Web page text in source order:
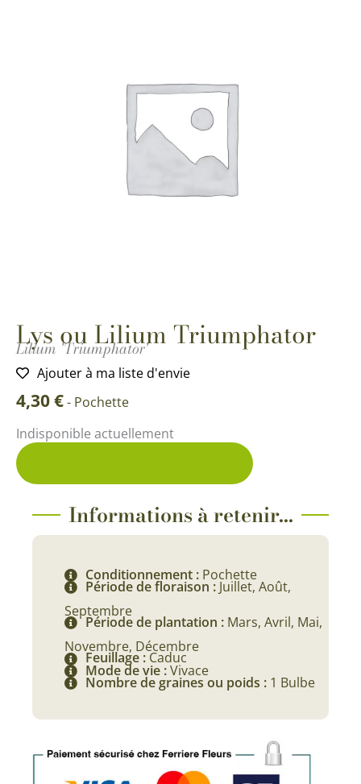
Lys ou Lilium Triumphator
Lilium 'Triumphator'
Ajouter à ma liste d'envie
4,30€- Pochette
Indisponible actuellement
Informations à retenir...
Conditionnement : Pochette
Période de floraison : Juillet, Août,
Septembre
Période de plantation : Mars, Avril, Mai,
Novembre, Décembre
Feuillage : Caduc
Mode de vie :Vivace
Nombre de graines ou poids : 1 Bulbe